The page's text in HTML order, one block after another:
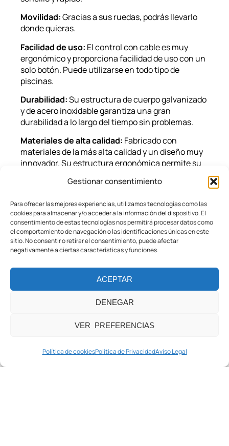
Gestionar consentimiento
Para ofrecer las mejores experiencias, utilizamos tecnologías como las
cookies para almacenar y/o acceder a la información del dispositivo. El
consentimiento de estas tecnologías nos permitirá procesar datos como
el comportamiento de navegación o las identificaciones únicas en este
sitio. No consentir o retirar el consentimiento, puede afectar
negativamente a ciertas características y funciones.
ACEPTAR
DENEGAR
VER PREFERENCIAS
Política de cookiesPolítica de PrivacidadAviso Legal
Movilidad:Gracias a sus ruedas, podrás llevarlo
donde quieras.
Facilidad de uso: El control con cable es muy
ergonómico y proporciona facilidad de uso con un
solo botón. Puede utilizarse en todo tipo de
piscinas.
Durabilidad:Su estructura de cuerpo galvanizado
y de acero inoxidable garantiza una gran
durabilidad a lo largo del tiempo sin problemas.
Materiales de alta calidad: Fabricado con
materiales de la más alta calidad y un diseño muy
innovador. Su estructura ergonómica permite su
como por personas mayores para acceder a la
Kangaroo es uno de los muchos productos de
nuestra gama dedicada a la accesibilidad.
CARACTERÍSTICAS
Distancia entre asiento y reposapiés: 250
Altura del asiento al suelo: 630